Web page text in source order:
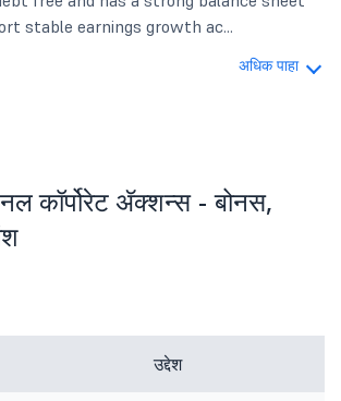
stable earnings growth ac...
अधिक पाहा
कॉर्पोरेट ॲक्शन्स - बोनस,
उद्देश